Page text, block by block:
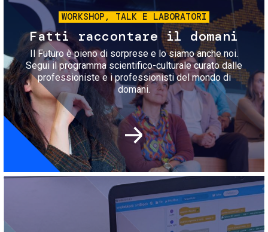
WORKSHOP, TALK E LABORATORI
Fatti raccontare il domani
Il Futuro è pieno di sorprese e lo siamo anche noi.
Segui il programma scientifico-culturale curato dalle
professioniste e i professionisti del mondo di
domani.
Immagine